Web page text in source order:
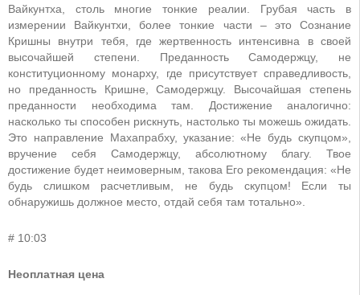
Вайкунтха, столь многие тонкие реалии. Грубая часть в
измерении Вайкунтхи, более тонкие части – это Сознание
Кришны внутри тебя, где жертвенность интенсивна в своей
высочайшей степени. Преданность Самодержцу, не
конституционному монарху, где присутствует справедливость,
но преданность Кришне, Самодержцу. Высочайшая степень
преданности необходима там. Достижение аналогично:
насколько ты способен рискнуть, настолько ты можешь ожидать.
Это направление Махапрабху, указание: «Не будь скупцом»,
вручение себя Самодержцу, абсолютному благу. Твое
достижение будет неимоверным, такова Его рекомендация: «Не
будь слишком расчетливым, не будь скупцом! Если ты
обнаружишь должное место, отдай себя там тотально».
# 10:03
Неоплатная цена